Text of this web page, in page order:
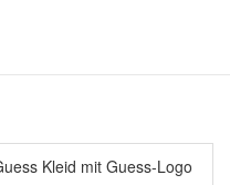
Kleid mit Guess-Logo